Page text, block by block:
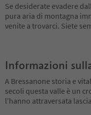
Se desiderate evadere
pura aria di montagna
venite a trovarci. Siete
Informazioni
A Bressanone storia e
secoli questa valle è un
l’hanno attraversata